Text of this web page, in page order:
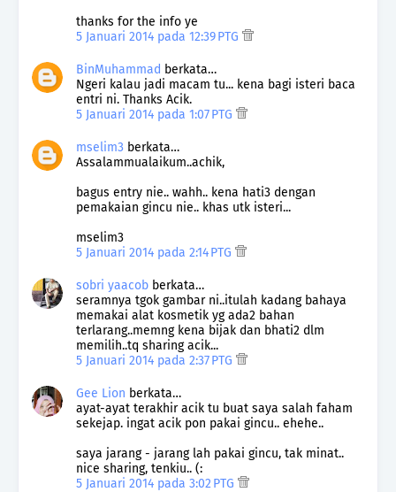
thanks for the info ye
5 Januari 2014 pada 12:39 PTG
BinMuhammad berkata…
Ngeri kalau jadi macam tu... kena bagi isteri baca
entri ni. Thanks Acik.
5 Januari 2014 pada 1:07 PTG
mselim3 berkata…
Assalammualaikum..achik,
bagus entry nie.. wahh.. kena hati3 dengan
pemakaian gincu nie.. khas utk isteri...
mselim3
5 Januari 2014 pada 2:14 PTG
sobri yaacob berkata…
seramnya tgok gambar ni..itulah kadang bahaya
memakai alat kosmetik yg ada2 bahan
terlarang..memng kena bijak dan bhati2 dlm
memilih..tq sharing acik...
5 Januari 2014 pada 2:37 PTG
Gee Lion berkata…
ayat-ayat terakhir acik tu buat saya salah faham
sekejap. ingat acik pon pakai gincu.. ehehe..
saya jarang - jarang lah pakai gincu, tak minat..
nice sharing, tenkiu.. (:
5 Januari 2014 pada 3:02 PTG